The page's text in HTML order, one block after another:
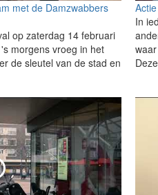
met de Damzwabbers
op zaterdag 14 februari
morgens vroeg in het
de sleutel van de stad en
In